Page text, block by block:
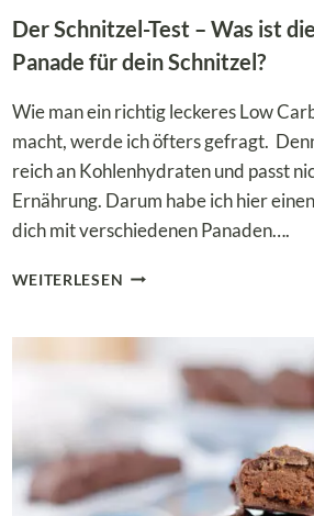
Der Schnitzel-Test – Was ist
Panade für dein Schnitzel?
Wie man ein richtig leckeres Low
macht, werde ich öfters gefragt.
reich an Kohlenhydraten und passt
Ernährung. Darum habe ich hier
dich mit verschiedenen Panaden….
WEITERLESEN DER
–
WAS
DIE
LOW
CARB
PANADE